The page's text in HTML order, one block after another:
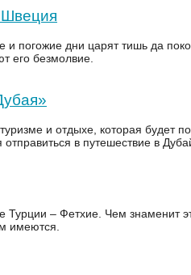
Швеция
и погожие дни царят тишь да
его безмолвие.
и отдыхе, которая будет
в путешествие в
Турции – Фетхие. Чем знаменит
имеются.